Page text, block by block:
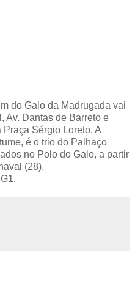
do Galo da Madrugada vai
Av. Dantas de Barreto e
Sérgio Loreto. A
é o trio do Palhaço
no Polo do Galo, a partir
(28).